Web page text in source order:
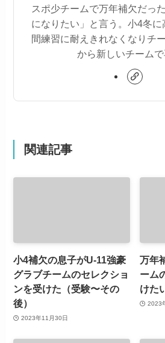
スポ少チームで万年補欠だっ
になりたい」と言う。小4冬
間練習に耐えきれなくなりチ
から新しいチーム
関連記事
小4補欠の息子がU-11強豪
グラブチームのセレクショ
ンを受けた（受験〜その
後）
2023年11月30日
万年
ーム
けた
2023